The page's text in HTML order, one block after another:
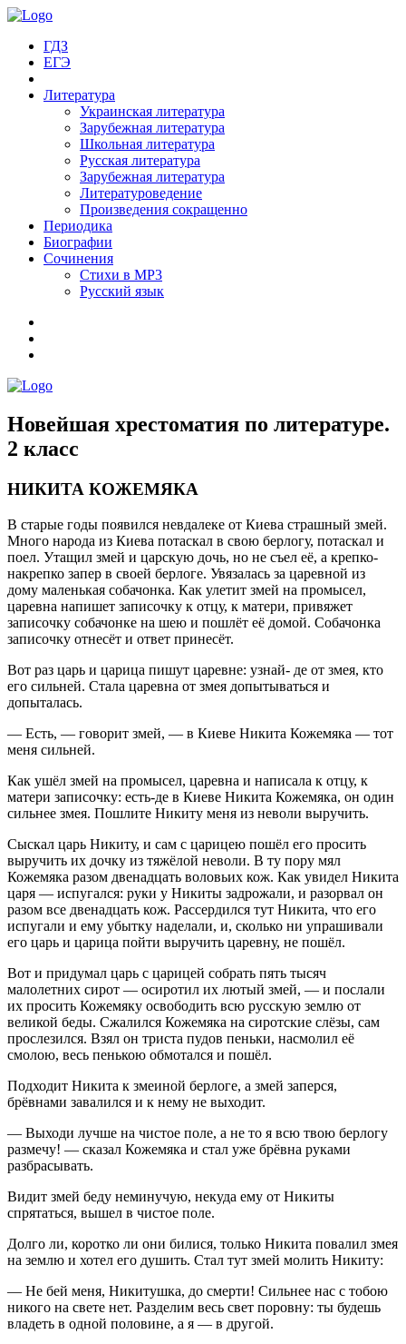
ГДЗ
ЕГЭ
Литература
Украинская литература
Зарубежная литература
Школьная литература
Русская литература
Зарубежная литература
Литературоведение
Произведения сокращенно
Периодика
Биографии
Сочинения
Стихи в MP3
Русский язык
Новейшая хрестоматия по литературе.
2 класс
НИКИТА КОЖЕМЯКА
В старые годы появился невдалеке от Киева страшный змей.
Много народа из Киева потаскал в свою берлогу, потаскал и
поел. Утащил змей и царскую дочь, но не съел её, а крепко-
накрепко запер в своей берлоге. Увязалась за царевной из
дому маленькая собачонка. Как улетит змей на промысел,
царевна напишет записочку к отцу, к матери, привяжет
записочку собачонке на шею и пошлёт её домой. Собачонка
записочку отнесёт и ответ принесёт.
Вот раз царь и царица пишут царевне: узнай- де от змея, кто
его сильней. Стала царевна от змея допытываться и
допыталась.
— Есть, — говорит змей, — в Киеве Никита Кожемяка — тот
меня сильней.
Как ушёл змей на промысел, царевна и написала к отцу, к
матери записочку: есть-де в Киеве Никита Кожемяка, он один
сильнее змея. Пошлите Никиту меня из неволи выручить.
Сыскал царь Никиту, и сам с царицею пошёл его просить
выручить их дочку из тяжёлой неволи. В ту пору мял
Кожемяка разом двенадцать воловьих кож. Как увидел Никита
царя — испугался: руки у Никиты задрожали, и разорвал он
разом все двенадцать кож. Рассердился тут Никита, что его
испугали и ему убытку наделали, и, сколько ни упрашивали
его царь и царица пойти выручить царевну, не пошёл.
Вот и придумал царь с царицей собрать пять тысяч
малолетних сирот — осиротил их лютый змей, — и послали
их просить Кожемяку освободить всю русскую землю от
великой беды. Сжалился Кожемяка на сиротские слёзы, сам
прослезился. Взял он триста пудов пеньки, насмолил её
смолою, весь пенькою обмотался и пошёл.
Подходит Никита к змеиной берлоге, а змей заперся,
брёвнами завалился и к нему не выходит.
— Выходи лучше на чистое поле, а не то я всю твою берлогу
размечу! — сказал Кожемяка и стал уже брёвна руками
разбрасывать.
Видит змей беду неминучую, некуда ему от Никиты
спрятаться, вышел в чистое поле.
Долго ли, коротко ли они билися, только Никита повалил змея
на землю и хотел его душить. Стал тут змей молить Никиту:
— Не бей меня, Никитушка, до смерти! Сильнее нас с тобою
никого на свете нет. Разделим весь свет поровну: ты будешь
владеть в одной половине, а я — в другой.